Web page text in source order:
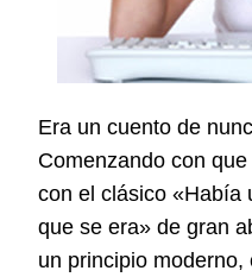
Era un cuento de
Comenzando con
con el clásico «Había
que se era» de gran
un principio moderno,